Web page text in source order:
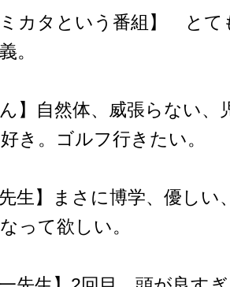
ミカタという番組】 とて
。
ん】自然体、威張らない
き。ゴルフ行きたい。
先生】まさに博学、優し
って欲しい。